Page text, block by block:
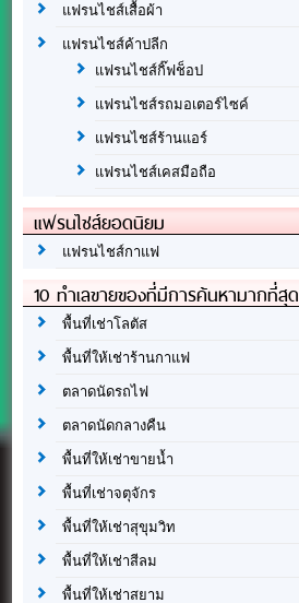
แฟรนไชส์เสื้อผ้า
แฟรนไชส์ค้าปลีก
แฟรนไชส์กิ๊ฟช็อป
แฟรนไชส์รถมอเตอร์ไซค์
แฟรนไชส์ร้านแอร์
แฟรนไชส์เคสมือถือ
แฟรนไชส์ยอดนิยม
แฟรนไชส์กาแฟ
10 ทำเลขายของที่มีการค้นหามากที่สุด
พื้นที่เช่าโลตัส
พื้นที่ให้เช่าร้านกาแฟ
ตลาดนัดรถไฟ
ตลาดนัดกลางคืน
พื้นที่ให้เช่าขายน้ำ
พื้นที่เช่าจตุจักร
พื้นที่ให้เช่าสุขุมวิท
พื้นที่ให้เช่าสีลม
พื้นที่ให้เช่าสยาม